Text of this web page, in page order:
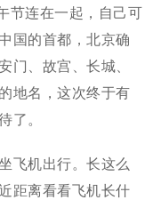
节连在一起，自己可
国的首都，北京确
门、故宫、长城、
地名，这次终于有
了。
飞机出行。长这么
距离看看飞机长什